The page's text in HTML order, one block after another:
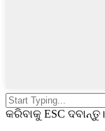
କରିବାକୁ ESC ଦବାନ୍ତୁ।